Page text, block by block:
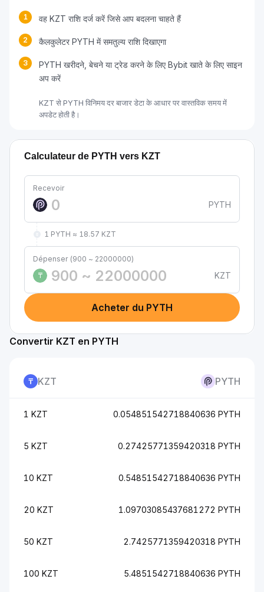
1 वह KZT राशि दर्ज करें जिसे आप बदलना चाहते हैं
2 कैलकुलेटर PYTH में समतुल्य राशि दिखाएगा
3
PYTH खरीदने, बेचने या ट्रेड करने के लिए Bybit खाते के लिए साइन
अप करें
KZT से PYTH विनिमय दर बाजार डेटा के आधार पर वास्तविक समय में
अपडेट होती है।
Calculateur de PYTH vers KZT
Recevoir
PYTH
1 PYTH ≈ 18.57 KZT
Dépenser (900 ~ 22000000)
₸
KZT
Acheter du PYTH
Convertir KZT en PYTH
KZT PYTH
1 KZT 0.054851542718840636 PYTH
5 KZT 0.27425771359420318 PYTH
10 KZT 0.54851542718840636 PYTH
20 KZT 1.09703085437681272 PYTH
50 KZT 2.7425771359420318 PYTH
100 KZT 5.4851542718840636 PYTH